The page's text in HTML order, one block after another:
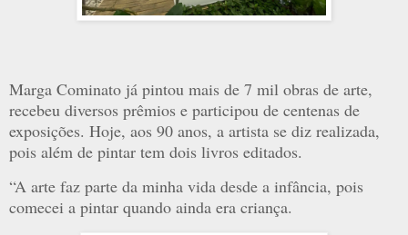
Marga Cominato já pintou mais de 7 mil obras de arte,
recebeu diversos prêmios e participou de centenas de
exposições. Hoje, aos 90 anos, a artista se diz realizada,
pois além de pintar tem dois livros editados.
“A arte faz parte da minha vida desde a infância, pois
comecei a pintar quando ainda era criança.